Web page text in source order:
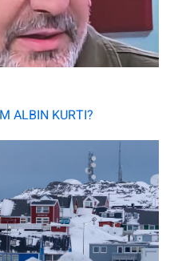
ALBIN KURTI?